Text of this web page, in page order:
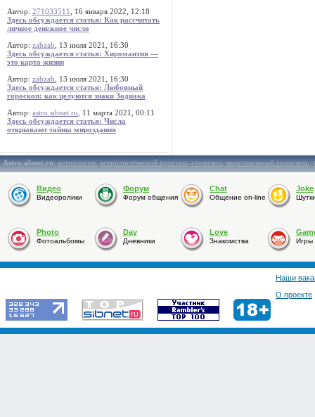
Автор: 271033511
, 16 января 2022, 12:18
Здесь обсуждается статья: Как рассчитать
личное денежное число
Автор: zabzab , 13 июля 2021, 16:30
Здесь обсуждается статья: Хиромантия —
это карта жизни
Автор: zabzab , 13 июля 2021, 16:30
Здесь обсуждается статья: Любовный
гороскоп: как целуются знаки Зодиака
Автор: astro.sibnet.ru , 11 марта 2021, 00:11
Здесь обсуждается статья: Числа
открывают тайны мироздания
Astro.sibnet.ru:астрология,астрологический прогноз,гороскоп,персональный гороскоп,
Видео
Видеоролики
Форум
Форум общения
Chat
Общение on-line
Joke
Photo
Фотоальбомы
Day
Дневники
Love
Знакомства Игры
Наши
О проекте